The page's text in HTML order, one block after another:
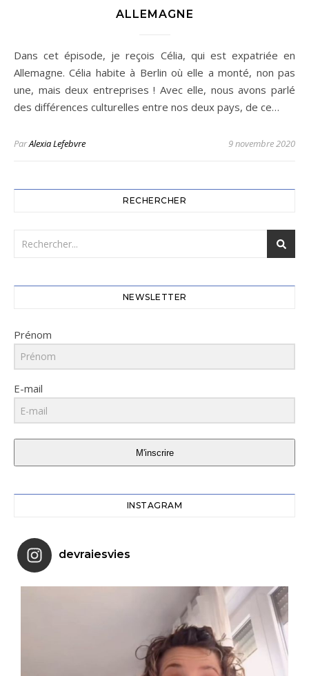
ALLEMAGNE
Dans cet épisode, je reçois Célia, qui est expatriée en
Allemagne. Célia habite à Berlin où elle a monté, non pas
une, mais deux entreprises ! Avec elle, nous avons parlé
des différences culturelles entre nos deux pays, de ce…
ParAlexia Lefebvre 9 novembre 2020
RECHERCHER
NEWSLETTER
Prénom
E-mail
M'inscrire
INSTAGRAM
devraiesvies